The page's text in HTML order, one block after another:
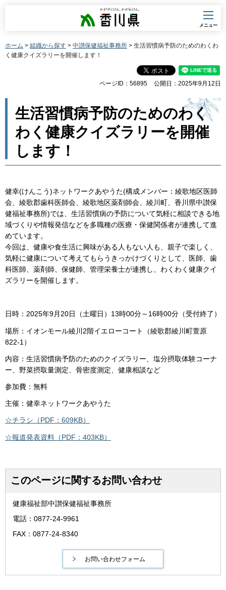
香川県
メニュー
ホーム > 組織から探す > 中讃保健福祉事務所 > 生活習慣病予防のためのわくわ
く健康クイズラリーを開催します！
ページID：56895 公開日：2025年9月12日
生活習慣病予防のためのわく
わく健康クイズラリーを開催
します！
健幸(けんこう)ネットワークあやうた(構成メンバー：綾歌地区医師
会、綾歌郡歯科医師会、綾歌地区薬剤師会、綾川町、香川県中讃保
健福祉事務所)では、生活習慣病の予防について気軽に相談できる地
域づくりや情報発信などを多職種の医療・保健関係者が連携して進
めています。
今回は、健康や食生活に興味がある人もない人も、親子で楽しく、
気軽に健康について考えてもらうきっかけづくりとして、医師、歯
科医師、薬剤師、保健師、管理栄養士が連携し、わくわく健康クイ
ズラリーを開催します。
日時：2025年9月20日（土曜日）13時00分～16時00分（受付終了）
場所：イオンモール綾川2階イエローコート（綾歌郡綾川町萱原
822-1）
内容：生活習慣病予防のためのクイズラリー、塩分摂取体験コーナ
ー、野菜摂取量測定、骨密度測定、健康相談など
参加費：無料
主催：健幸ネットワークあやうた
☆チラシ（PDF：609KB）
☆報道発表資料（PDF：403KB）
このページに関するお問い合わせ
健康福祉部中讃保健福祉事務所
電話：0877-24-9961
FAX：0877-24-8340